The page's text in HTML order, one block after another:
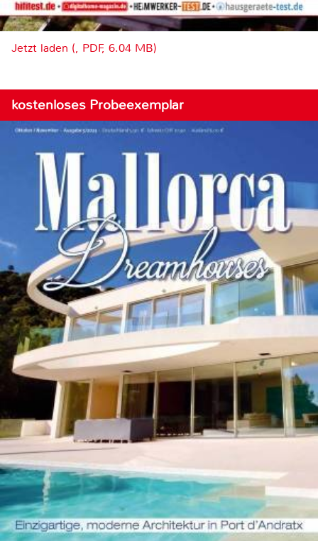
Jetzt laden (, PDF, 6.04 MB)
kostenloses Probeexemplar